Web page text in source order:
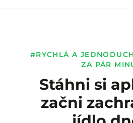
#RYCHLÁ A
ZA PÁR
Stáhni si
začni